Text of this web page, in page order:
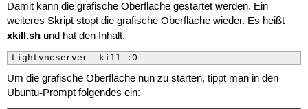
Damit kann die grafische Oberfläche gestartet werden. Ein
weiteres Skript stopt die grafische Oberfläche wieder. Es heißt
xkill.shund hat den Inhalt:
tightvncserver -kill :0
Um die grafische Oberfläche nun zu starten, tippt man in den
Ubuntu-Prompt folgendes ein: